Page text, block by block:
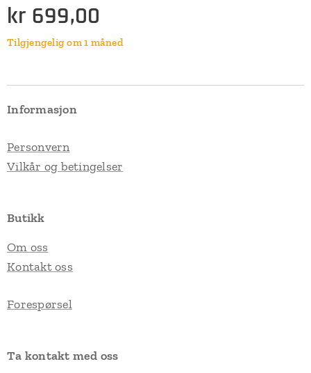
kr 699,00
Tilgjengelig om 1 måned
Informasjon
Personvern
Vilkår og betingelser
Butikk
Om oss
Kontakt oss
Forespørsel
Ta kontakt med oss